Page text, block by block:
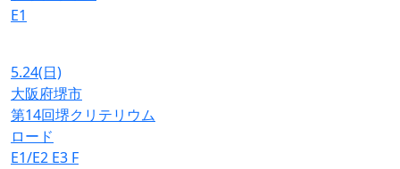
E1
5.24(日)
大阪府堺市
第14回堺クリテリウム
ロード
E1/E2 E3 F